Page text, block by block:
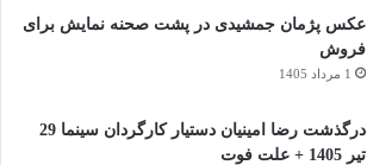
عکس پژمان جمشیدی در پشت صحنه نمایش برای
فروش
1 مرداد 1405
درگذشت رضا امینیان دستیار کارگردان سینما 29
تیر 1405 + علت فوت